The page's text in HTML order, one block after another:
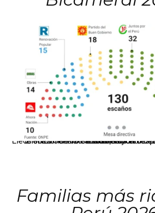
El JNE oficializó la distribución de escaños para la elección de 60 senadores y 130 diputados en las Elecciones Generales 2026, tras el restablecimiento de la Bicameralidad.
Familias más